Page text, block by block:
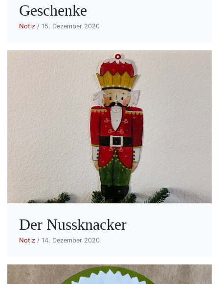
Geschenke
Notiz / 15. Dezember 2020
Der Nussknacker
Notiz / 14. Dezember 2020